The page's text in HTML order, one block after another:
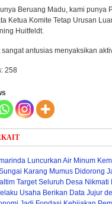
Beruang Madu, kami punya
Ketua Komite Tetap Urusan
Huitfeldt.
sangat antusias menyaksikan
258
Luncurkan Air Minum
Karang Mumus Didorong
Target Seluruh Desa Nikmati
Usaha Berikan Data Jujur